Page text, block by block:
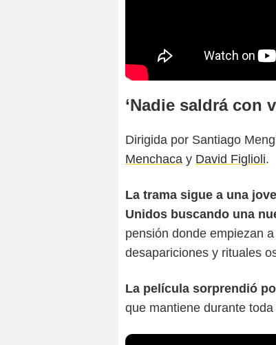
‘Nadie saldrá con
Dirigida por Santiago
Menchaca y David Figlioli.
La trama sigue a una
Unidos buscando una
pensión donde empiezan
desapariciones y rituales
La película sorprendió
que mantiene durante